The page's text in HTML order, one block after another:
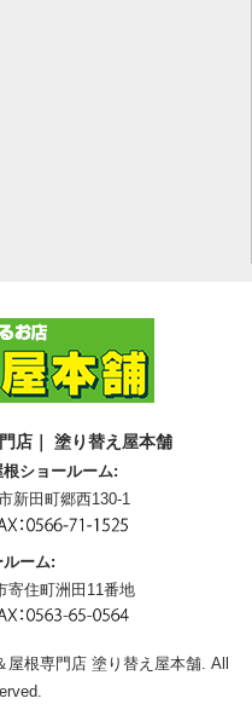
店｜ 塗り替え屋本舗
ショールーム:
新田町郷西130-1
ーム:
寄住町洲田11番地
根専門店 塗り替え屋本舗. All